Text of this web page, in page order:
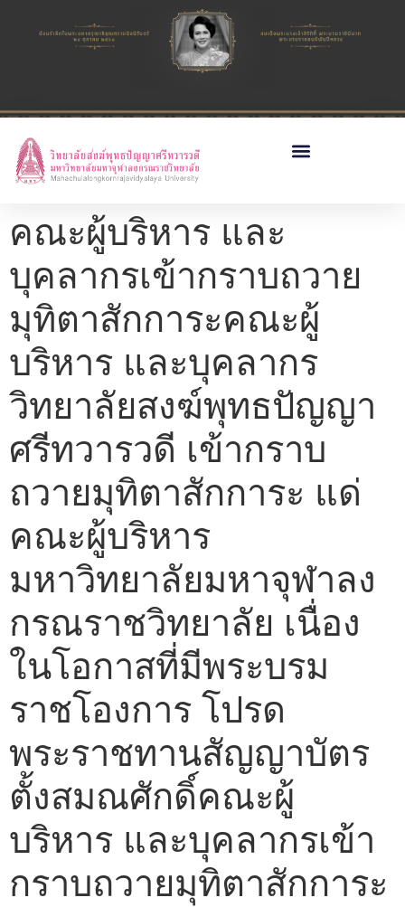
คณะผู้บริหาร และ
บุคลากรเข้ากราบถวาย
มุทิตาสักการะคณะผู้
บริหาร และบุคลากร
วิทยาลัยสงฆ์พุทธปัญญา
ศรีทวารวดี เข้ากราบ
ถวายมุทิตาสักการะ แด่
คณะผู้บริหาร
มหาวิทยาลัยมหาจุฬาลง
กรณราชวิทยาลัย เนื่อง
ในโอกาสที่มีพระบรม
ราชโองการ โปรด
พระราชทานสัญญาบัตร
ตั้งสมณศักดิ์คณะผู้
บริหาร และบุคลากรเข้า
กราบถวายมุทิตาสักการะ